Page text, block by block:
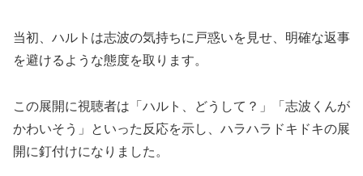
当初、ハルトは志波の気持ちに戸惑いを見せ、明確な返事
を避けるような態度を取ります。
この展開に視聴者は「ハルト、どうして？」「志波くんが
かわいそう」といった反応を示し、ハラハラドキドキの展
開に釘付けになりました。